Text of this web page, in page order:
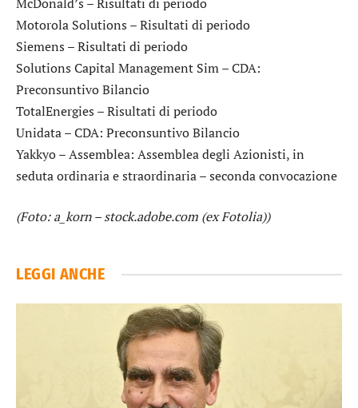
Motorola Solutions – Risultati di periodo
Siemens – Risultati di periodo
Solutions Capital Management Sim– CDA:
Preconsuntivo Bilancio
TotalEnergies – Risultati di periodo
Unidata– CDA: Preconsuntivo Bilancio
Yakkyo– Assemblea: Assemblea degli Azionisti, in
seduta ordinaria e straordinaria – seconda convocazione
(Foto: a_korn – stock.adobe.com (ex Fotolia))
LEGGI ANCHE